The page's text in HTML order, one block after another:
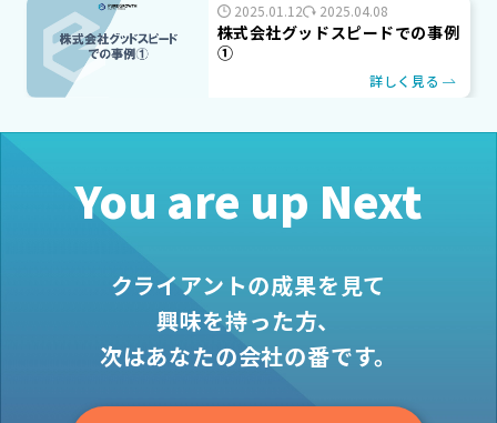
2025.01.12 2025.04.08
株式会社グッドスピードでの事例
①
詳しく見る
You are up Next
クライアントの成果を見て
興味を持った方、
次はあなたの会社の番です。